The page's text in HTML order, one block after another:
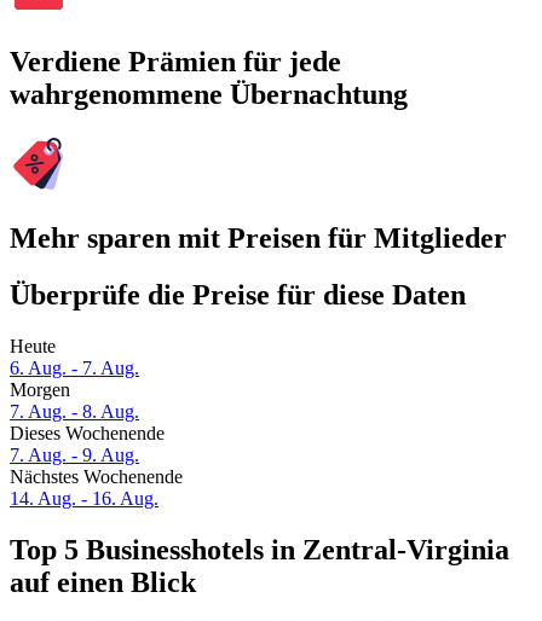
Verdiene Prämien für jede
wahrgenommene Übernachtung
Mehr sparen mit Preisen für Mitglieder
Überprüfe die Preise für diese Daten
Heute
6. Aug. - 7. Aug.
Morgen
7. Aug. - 8. Aug.
Dieses Wochenende
7. Aug. - 9. Aug.
Nächstes Wochenende
14. Aug. - 16. Aug.
Top 5 Businesshotels in Zentral-Virginia
auf einen Blick